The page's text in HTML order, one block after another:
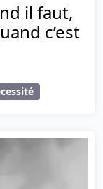
il faut,
c’est